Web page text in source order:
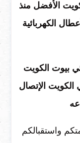
الأفضل منذ
الكهربائية
بيوت الكويت
الإتصال
واستقبالكم